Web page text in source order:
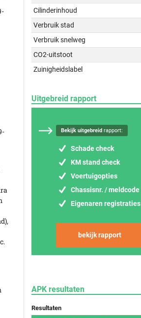
Cilinderinhoud
Verbruik stad
Verbruik snelweg
CO2-uitstoot
Zuinigheidslabel
Uitgebreid rapport
Bekijk uitgebreid rapport:
Schade check
KM stand check
Voertuigopties
Chassisnr. / meldcode
Eigenaren registraties
bekijk rapport
APK resultaten
Resultaten